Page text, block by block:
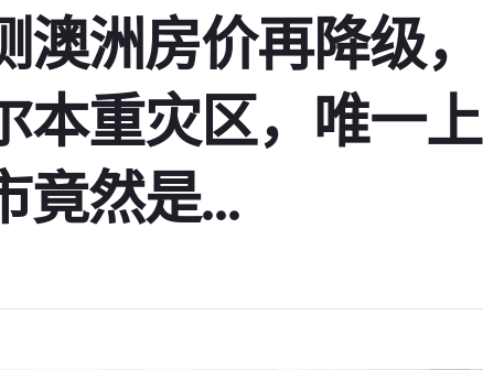
澳洲房价再降级，
本重灾区，唯一上
竟然是...